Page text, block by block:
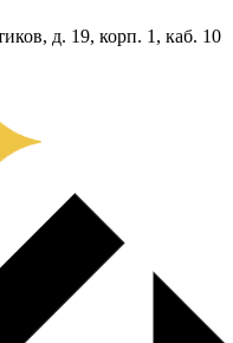
д. 19, корп. 1, каб. 10